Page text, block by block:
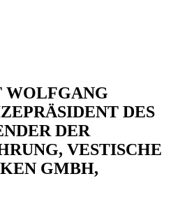
DES
DER
VESTISCHE
GMBH,